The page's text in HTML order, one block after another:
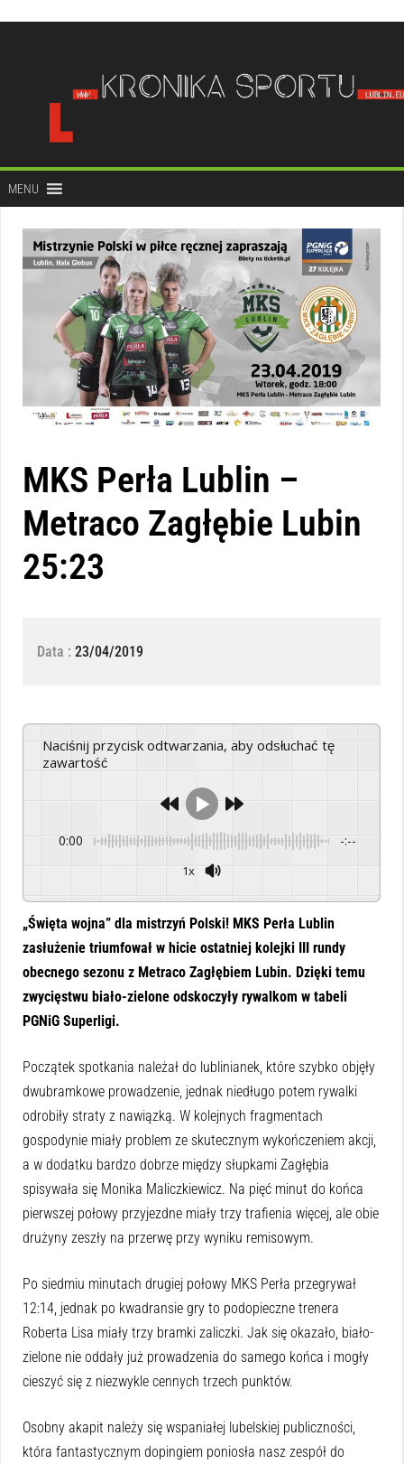
treści
MENU
MKS Perła Lublin –
Metraco Zagłębie Lubin
25:23
Data : 23/04/2019
Naciśnij przycisk odtwarzania, aby odsłuchać tę
zawartość
0:00 -:--
1x
„Święta wojna” dla mistrzyń Polski! MKS Perła Lublin
zasłużenie triumfował w hicie ostatniej kolejki III rundy
obecnego sezonu z Metraco Zagłębiem Lubin. Dzięki temu
zwycięstwu biało-zielone odskoczyły rywalkom w tabeli
PGNiG Superligi.
Początek spotkania należał do lublinianek, które szybko objęły
dwubramkowe prowadzenie, jednak niedługo potem rywalki
odrobiły straty z nawiązką. W kolejnych fragmentach
gospodynie miały problem ze skutecznym wykończeniem akcji,
a w dodatku bardzo dobrze między słupkami Zagłębia
spisywała się Monika Maliczkiewicz. Na pięć minut do końca
pierwszej połowy przyjezdne miały trzy trafienia więcej, ale obie
drużyny zeszły na przerwę przy wyniku remisowym.
Po siedmiu minutach drugiej połowy MKS Perła przegrywał
12:14, jednak po kwadransie gry to podopieczne trenera
Roberta Lisa miały trzy bramki zaliczki. Jak się okazało, biało-
zielone nie oddały już prowadzenia do samego końca i mogły
cieszyć się z niezwykle cennych trzech punktów.
Osobny akapit należy się wspaniałej lubelskiej publiczności,
która fantastycznym dopingiem poniosła nasz zespół do